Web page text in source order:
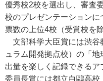
優秀校2校を選出し、審査
校のプレゼンテーション
票数の上位4校（受賞校を
文部科学大臣賞には渋谷
ュラム開発拠点校）の「
出量を楽しく記録できる
委員長賞には都立白鷗高